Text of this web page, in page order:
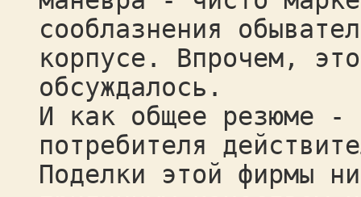
сооблазнения
корпусе. Впрочем,
обсуждалось.
И как общее резюме -
потребителя
Поделки этой фирмы